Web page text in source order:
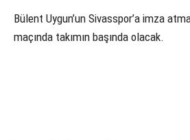
Bülent Uygun’un Sivasspor’a imza
maçında takımın başında olacak.